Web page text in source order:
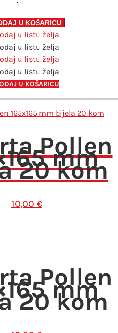
140x140
mm
bijela
20
kom
količina
U KOŠARICU
u listu želja
u listu želja
u listu želja
u listu želja
U KOŠARICU
Pollen
mm
20 kom
10,00 €
Pollen
mm
20 kom